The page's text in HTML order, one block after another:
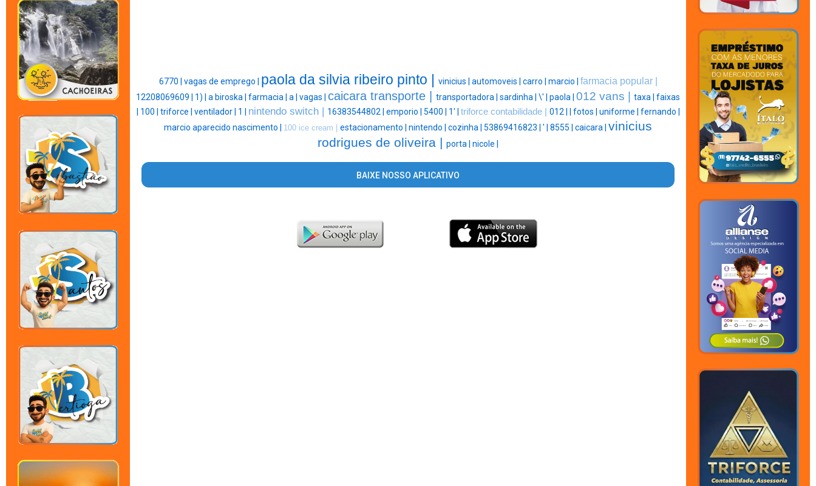
6770 | vagas de emprego | paola da silvia ribeiro pinto | vinicius | automoveis | carro | marcio | farmacia popular |
12208069609 | 1) | a biroska | farmacia | a | vagas | caicara transporte | transportadora | sardinha | \' | paola | 012 vans | taxa | faixas
100 | triforce | ventilador | 1 | nintendo switch | 16383544802 | emporio | 5400 | 1' | triforce contabilidade | 012 | fotos | uniforme | fernando |
marcio aparecido nascimento | 100 ice cream | estacionamento | nintendo | cozinha | 53869416823 | ' | 8555 | caicara | vinicius
rodrigues de oliveira | porta | nicole |
BAIXE NOSSO APLICATIVO